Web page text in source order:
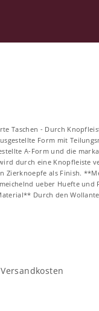
Taschen - Durch
Form mit
A-Form und die
durch eine Knopfleiste
Zierknoepfe als Finish.
ueber Huefte und
Durch den
Versandkosten